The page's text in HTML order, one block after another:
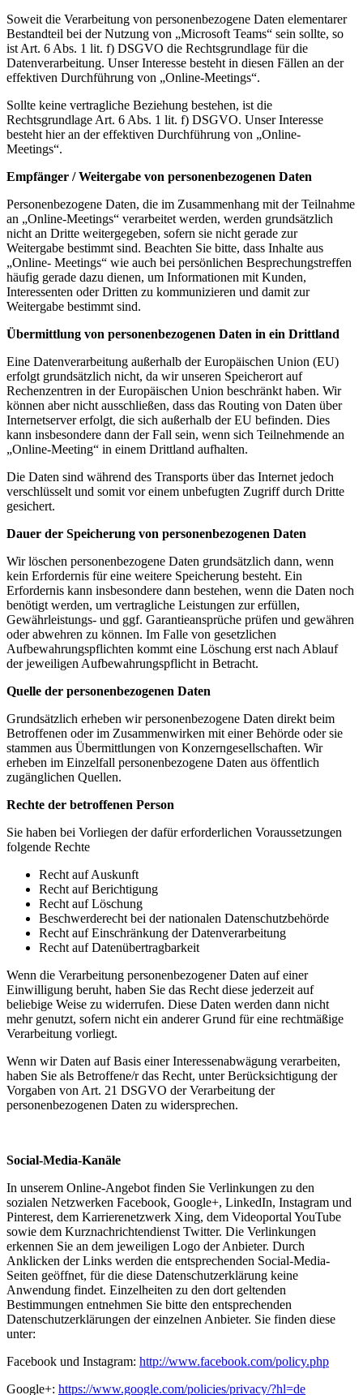
Soweit die Verarbeitung von personenbezogene Daten elementarer
Bestandteil bei der Nutzung von „Microsoft Teams“ sein sollte, so
ist Art. 6 Abs. 1 lit. f) DSGVO die Rechtsgrundlage für die
Datenverarbeitung. Unser Interesse besteht in diesen Fällen an der
effektiven Durchführung von „Online-Meetings“.
Sollte keine vertragliche Beziehung bestehen, ist die
Rechtsgrundlage Art. 6 Abs. 1 lit. f) DSGVO. Unser Interesse
besteht hier an der effektiven Durchführung von „Online-
Meetings“.
Empfänger / Weitergabe von personenbezogenen Daten
Personenbezogene Daten, die im Zusammenhang mit der Teilnahme
an „Online-Meetings“ verarbeitet werden, werden grundsätzlich
nicht an Dritte weitergegeben, sofern sie nicht gerade zur
Weitergabe bestimmt sind. Beachten Sie bitte, dass Inhalte aus
„Online- Meetings“ wie auch bei persönlichen Besprechungstreffen
häufig gerade dazu dienen, um Informationen mit Kunden,
Interessenten oder Dritten zu kommunizieren und damit zur
Weitergabe bestimmt sind.
Übermittlung von personenbezogenen Daten in ein Drittland
Eine Datenverarbeitung außerhalb der Europäischen Union (EU)
erfolgt grundsätzlich nicht, da wir unseren Speicherort auf
Rechenzentren in der Europäischen Union beschränkt haben. Wir
können aber nicht ausschließen, dass das Routing von Daten über
Internetserver erfolgt, die sich außerhalb der EU befinden. Dies
kann insbesondere dann der Fall sein, wenn sich Teilnehmende an
„Online-Meeting“ in einem Drittland aufhalten.
Die Daten sind während des Transports über das Internet jedoch
verschlüsselt und somit vor einem unbefugten Zugriff durch Dritte
gesichert.
Dauer der Speicherung von personenbezogenen Daten
Wir löschen personenbezogene Daten grundsätzlich dann, wenn
kein Erfordernis für eine weitere Speicherung besteht. Ein
Erfordernis kann insbesondere dann bestehen, wenn die Daten noch
benötigt werden, um vertragliche Leistungen zur erfüllen,
Gewährleistungs- und ggf. Garantieansprüche prüfen und gewähren
oder abwehren zu können. Im Falle von gesetzlichen
Aufbewahrungspflichten kommt eine Löschung erst nach Ablauf
der jeweiligen Aufbewahrungspflicht in Betracht.
Quelle der personenbezogenen Daten
Grundsätzlich erheben wir personenbezogene Daten direkt beim
Betroffenen oder im Zusammenwirken mit einer Behörde oder sie
stammen aus Übermittlungen von Konzerngesellschaften. Wir
erheben im Einzelfall personenbezogene Daten aus öffentlich
zugänglichen Quellen.
Rechte der betroffenen Person
Sie haben bei Vorliegen der dafür erforderlichen Voraussetzungen
folgende Rechte
Recht auf Auskunft
Recht auf Berichtigung
Recht auf Löschung
Beschwerderecht bei der nationalen Datenschutzbehörde
Recht auf Einschränkung der Datenverarbeitung
Recht auf Datenübertragbarkeit
Wenn die Verarbeitung personenbezogener Daten auf einer
Einwilligung beruht, haben Sie das Recht diese jederzeit auf
beliebige Weise zu widerrufen. Diese Daten werden dann nicht
mehr genutzt, sofern nicht ein anderer Grund für eine rechtmäßige
Verarbeitung vorliegt.
Wenn wir Daten auf Basis einer Interessenabwägung verarbeiten,
haben Sie als Betroffene/r das Recht, unter Berücksichtigung der
Vorgaben von Art. 21 DSGVO der Verarbeitung der
personenbezogenen Daten zu widersprechen.
Social-Media-Kanäle
In unserem Online-Angebot finden Sie Verlinkungen zu den
sozialen Netzwerken Facebook, Google+, LinkedIn, Instagram und
Pinterest, dem Karrierenetzwerk Xing, dem Videoportal YouTube
sowie dem Kurznachrichtendienst Twitter. Die Verlinkungen
erkennen Sie an dem jeweiligen Logo der Anbieter. Durch
Anklicken der Links werden die entsprechenden Social-Media-
Seiten geöffnet, für die diese Datenschutzerklärung keine
Anwendung findet. Einzelheiten zu den dort geltenden
Bestimmungen entnehmen Sie bitte den entsprechenden
Datenschutzerklärungen der einzelnen Anbieter. Sie finden diese
unter:
Facebook und Instagram: http://www.facebook.com/policy.php
Google+: https://www.google.com/policies/privacy/?hl=de